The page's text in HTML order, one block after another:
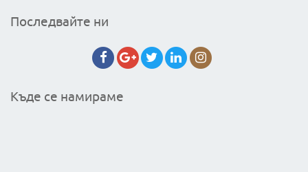
Последвайте ни
Къде се намираме